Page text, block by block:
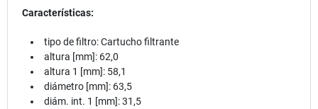
Características:
tipo de filtro: Cartucho filtrante
altura [mm]: 62,0
altura 1 [mm]: 58,1
diámetro [mm]: 63,5
diám. int. 1 [mm]: 31,5